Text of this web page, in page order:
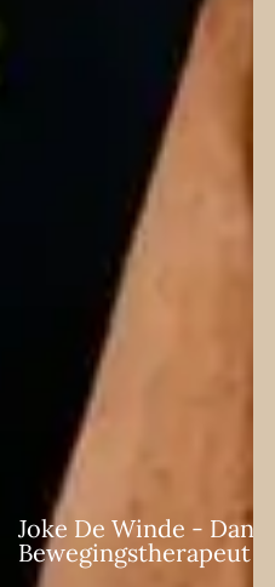
Joke De Winde - Dans &
Bewegingstherapeut